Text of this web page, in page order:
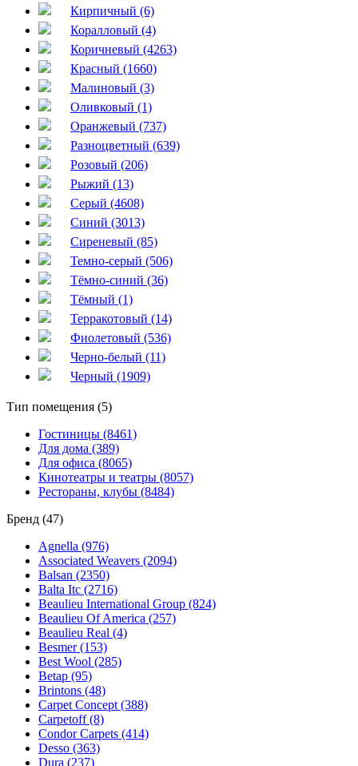
Кирпичный (6)
Коралловый (4)
Коричневый (4263)
Красный (1660)
Малиновый (3)
Оливковый (1)
Оранжевый (737)
Разноцветный (639)
Розовый (206)
Рыжий (13)
Серый (4608)
Синий (3013)
Сиреневый (85)
Темно-серый (506)
Тёмно-синий (36)
Тёмный (1)
Терракотовый (14)
Фиолетовый (536)
Черно-белый (11)
Черный (1909)
Тип помещения (5)
Гостиницы (8461)
Для дома (389)
Для офиса (8065)
Кинотеатры и театры (8057)
Рестораны, клубы (8484)
Бренд (47)
Agnella (976)
Associated Weavers (2094)
Balsan (2350)
Balta Itc (2716)
Beaulieu International Group (824)
Beaulieu Of America (257)
Beaulieu Real (4)
Besmer (153)
Best Wool (285)
Betap (95)
Brintons (48)
Carpet Concept (388)
Carpetoff (8)
Condor Carpets (414)
Desso (363)
Dura (237)